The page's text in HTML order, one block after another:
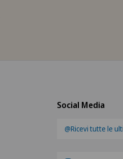
Social Media
@Ricevi tutte le